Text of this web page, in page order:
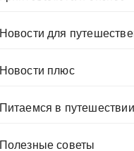
Новости для
Новости плюс
Питаемся в путешествии
Полезные советы